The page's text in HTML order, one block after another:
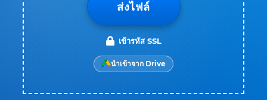
ส่งไฟล์
เข้ารหัส SSL
นำเข้าจาก Drive